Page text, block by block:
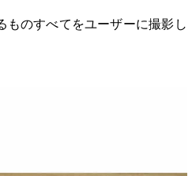
ものすべてをユーザーに撮影し